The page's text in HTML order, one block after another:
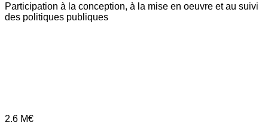
Participation à la conception, à la mise en oeuvre et au suivi
des politiques publiques
2.6 M€